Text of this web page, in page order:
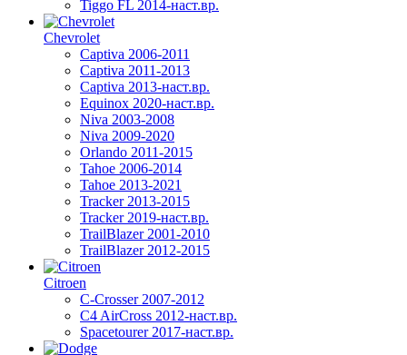
Tiggo FL 2014-наст.вр.
Chevrolet
Captiva 2006-2011
Captiva 2011-2013
Captiva 2013-наст.вр.
Equinox 2020-наст.вр.
Niva 2003-2008
Niva 2009-2020
Orlando 2011-2015
Tahoe 2006-2014
Tahoe 2013-2021
Tracker 2013-2015
Tracker 2019-наст.вр.
TrailBlazer 2001-2010
TrailBlazer 2012-2015
Citroen
C-Crosser 2007-2012
C4 AirCross 2012-наст.вр.
Spacetourer 2017-наст.вр.